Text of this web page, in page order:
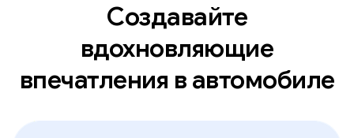
Создавайте
вдохновляющие
впечатления в автомобиле